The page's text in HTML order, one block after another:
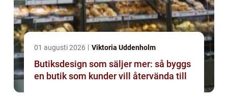
01 augusti 2026 Viktoria Uddenholm
Butiksdesign som säljer mer: så byggs
en butik som kunder vill återvända till